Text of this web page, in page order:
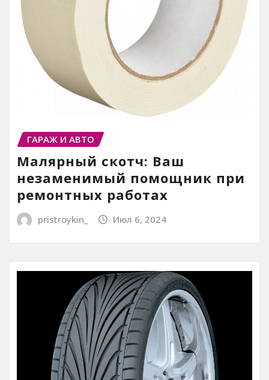
ГАРАЖ И АВТО
Малярный скотч: Ваш
незаменимый помощник при
ремонтных работах
pristroykin_ Июл 6, 2024